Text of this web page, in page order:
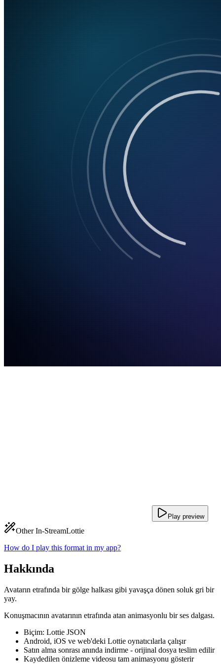
Play preview
Other In-StreamLottie
How do I play this format in my app?
Hakkında
Avatarın etrafında bir gölge halkası gibi yavaşça dönen soluk gri bir
yay.
Konuşmacının avatarının etrafında atan animasyonlu bir ses dalgası.
Biçim: Lottie JSON
Android, iOS ve web'deki Lottie oynatıcılarla çalışır
Satın alma sonrası anında indirme - orijinal dosya teslim edilir
Kaydedilen önizleme videosu tam animasyonu gösterir